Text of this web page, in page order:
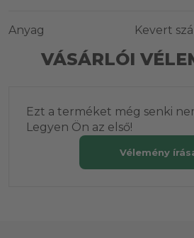
Anyag Kevert
VÁSÁRLÓI
Ezt a terméket még senki
Legyen Ön az első!
Vélemény